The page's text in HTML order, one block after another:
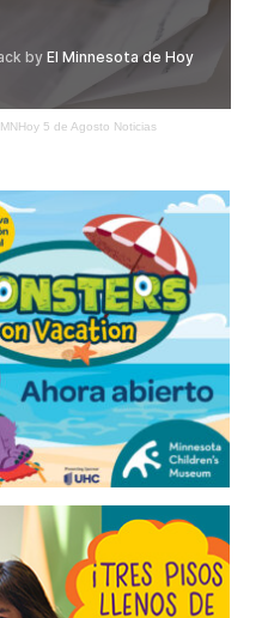
MNHoy 5 de Agosto Noticias